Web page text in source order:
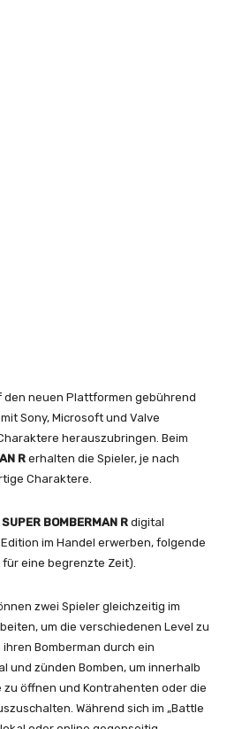
den neuen Plattformen gebührend
Sony, Microsoft und Valve
herauszubringen. Beim
R erhalten die Spieler, je nach
Charaktere.
SUPER BOMBERMAN R digital
im Handel erwerben, folgende
eine begrenzte Zeit).
zwei Spieler gleichzeitig im
um die verschiedenen Level zu
Bomberman durch ein
und zünden Bomben, um innerhalb
zu öffnen und Kontrahenten oder die
Während sich im „Battle